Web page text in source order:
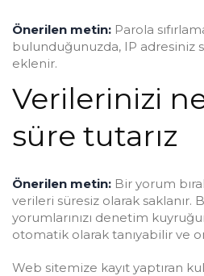
Önerilen metin: Parola
bulunduğunuzda, IP adresiniz
eklenir.
Verilerinizi
süre tutarız
Önerilen metin: Bir yorum
verileri süresiz olarak saklanır.
yorumlarınızı denetim
otomatik olarak tanıyabilir ve
Web sitemize kayıt yaptıran